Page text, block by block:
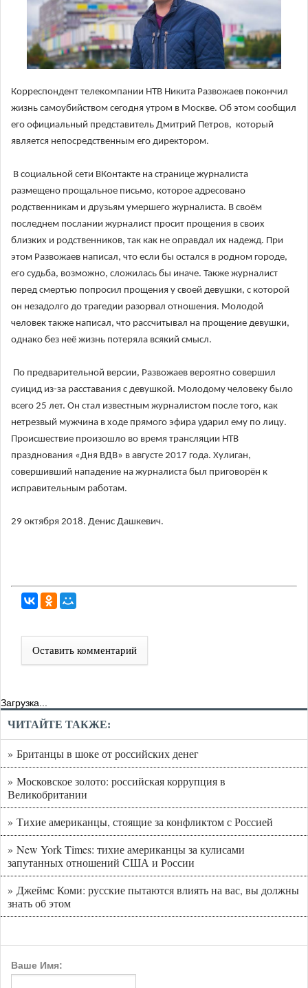
Корреспондент телекомпании НТВ Никита Развожаев покончил
жизнь самоубийством сегодня утром в Москве. Об этом сообщил
его официальный представитель Дмитрий Петров, который
является непосредственным его директором.
В социальной сети ВКонтакте на странице журналиста
размещено прощальное письмо, которое адресовано
родственникам и друзьям умершего журналиста. В своём
последнем послании журналист просит прощения в своих
близких и родственников, так как не оправдал их надежд. При
этом Развожаев написал, что если бы остался в родном городе,
его судьба, возможно, сложилась бы иначе. Также журналист
перед смертью попросил прощения у своей девушки, с которой
он незадолго до трагедии разорвал отношения. Молодой
человек также написал, что рассчитывал на прощение девушки,
однако без неё жизнь потеряла всякий смысл.
По предварительной версии, Развожаев вероятно совершил
суицид из-за расставания с девушкой. Молодому человеку было
всего 25 лет. Он стал известным журналистом после того, как
нетрезвый мужчина в ходе прямого эфира ударил ему по лицу.
Происшествие произошло во время трансляции НТВ
празднования «Дня ВДВ» в августе 2017 года. Хулиган,
совершивший нападение на журналиста был приговорён к
исправительным работам.
29 октября 2018. Денис Дашкевич.
Оставить комментарий
Загрузка...
ЧИТАЙТЕ ТАКЖЕ:
» Британцы в шоке от российских денег
» Московское золото: российская коррупция в
Великобритании
» Тихие американцы, стоящие за конфликтом с Россией
» New York Times: тихие американцы за кулисами
запутанных отношений США и России
» Джеймс Коми: русские пытаются влиять на вас, вы должны
знать об этом
Ваше Имя: